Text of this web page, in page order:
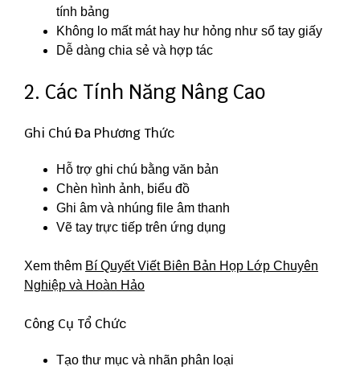
tính bảng
Không lo mất mát hay hư hỏng như sổ tay giấy
Dễ dàng chia sẻ và hợp tác
2. Các Tính Năng Nâng Cao
Ghi Chú Đa Phương Thức
Hỗ trợ ghi chú bằng văn bản
Chèn hình ảnh, biểu đồ
Ghi âm và nhúng file âm thanh
Vẽ tay trực tiếp trên ứng dụng
Xem thêm Bí Quyết Viết Biên Bản Họp Lớp Chuyên
Nghiệp và Hoàn Hảo
Công Cụ Tổ Chức
Tạo thư mục và nhãn phân loại